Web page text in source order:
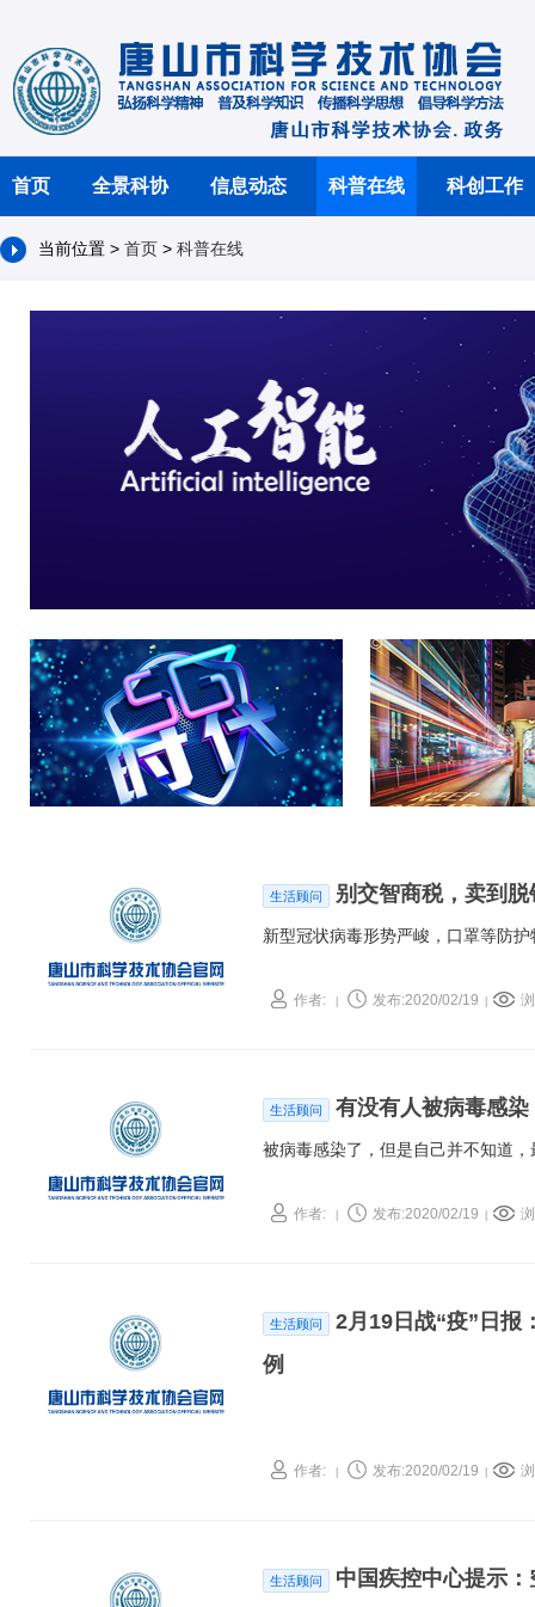
首页 全景科协 信息动态 科普在线 科创工作
当前位置 > 首页 > 科普在线
生活顾问 别交智商税，卖到
新型冠状病毒形势严峻，口罩等防
作者: 发布:2020/02/19
生活顾问 有没有人被病毒感
被病毒感染了，但是自己并不知道
作者: 发布:2020/02/19
生活顾问
2月19日战“疫”日报
例
作者: 发布:2020/02/19
生活顾问 中国疾控中心提示